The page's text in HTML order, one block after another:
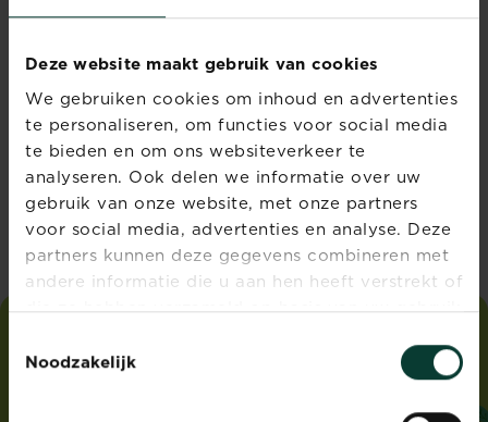
Deze website maakt gebruik van cookies
We gebruiken cookies om inhoud en advertenties
te personaliseren, om functies voor social media
te bieden en om ons websiteverkeer te
analyseren. Ook delen we informatie over uw
gebruik van onze website, met onze partners
voor social media, advertenties en analyse. Deze
partners kunnen deze gegevens combineren met
andere informatie die u aan hen heeft verstrekt of
die ze hebben verzameld op basis van uw gebruik
Noodzakelijk
ilove